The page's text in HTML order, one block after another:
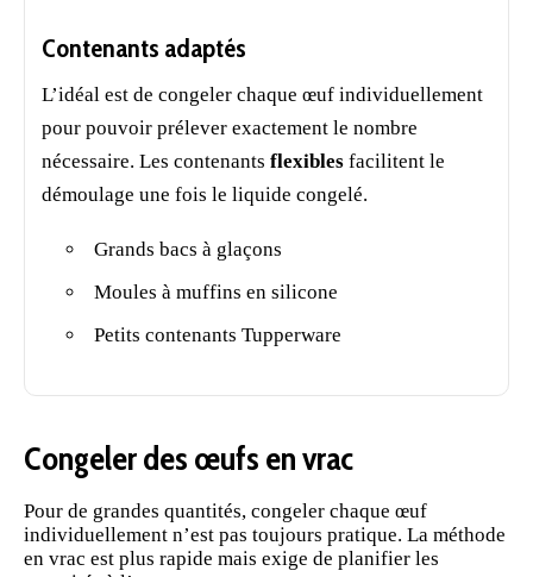
Contenants adaptés
L’idéal est de congeler chaque œuf individuellement
pour pouvoir prélever exactement le nombre
nécessaire. Les contenants flexibles facilitent le
démoulage une fois le liquide congelé.
Grands bacs à glaçons
Moules à muffins en silicone
Petits contenants Tupperware
Congeler des œufs en vrac
Pour de grandes quantités, congeler chaque œuf
individuellement n’est pas toujours pratique. La méthode
en vrac est plus rapide mais exige de planifier les